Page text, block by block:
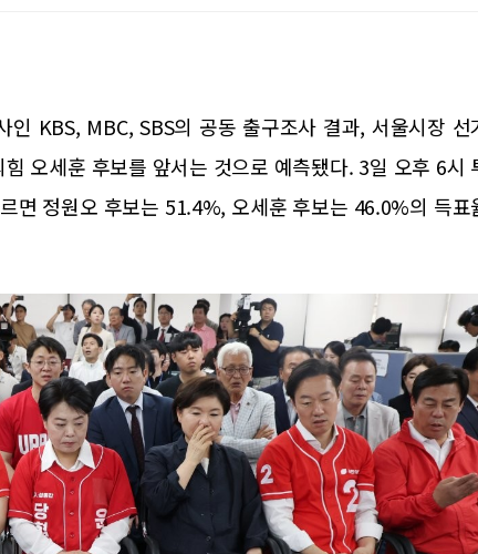
KBS, MBC, SBS의 공동 출구조사 결과, 서울시장 선
오세훈 후보를 앞서는 것으로 예측됐다. 3일 오후 6시
면 정원오 후보는 51.4%, 오세훈 후보는 46.0%의 득표